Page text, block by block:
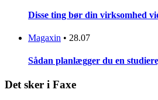
Disse ting bør din virksomhed
Magaxin • 28.07
Sådan planlægger du en
Det sker i Faxe